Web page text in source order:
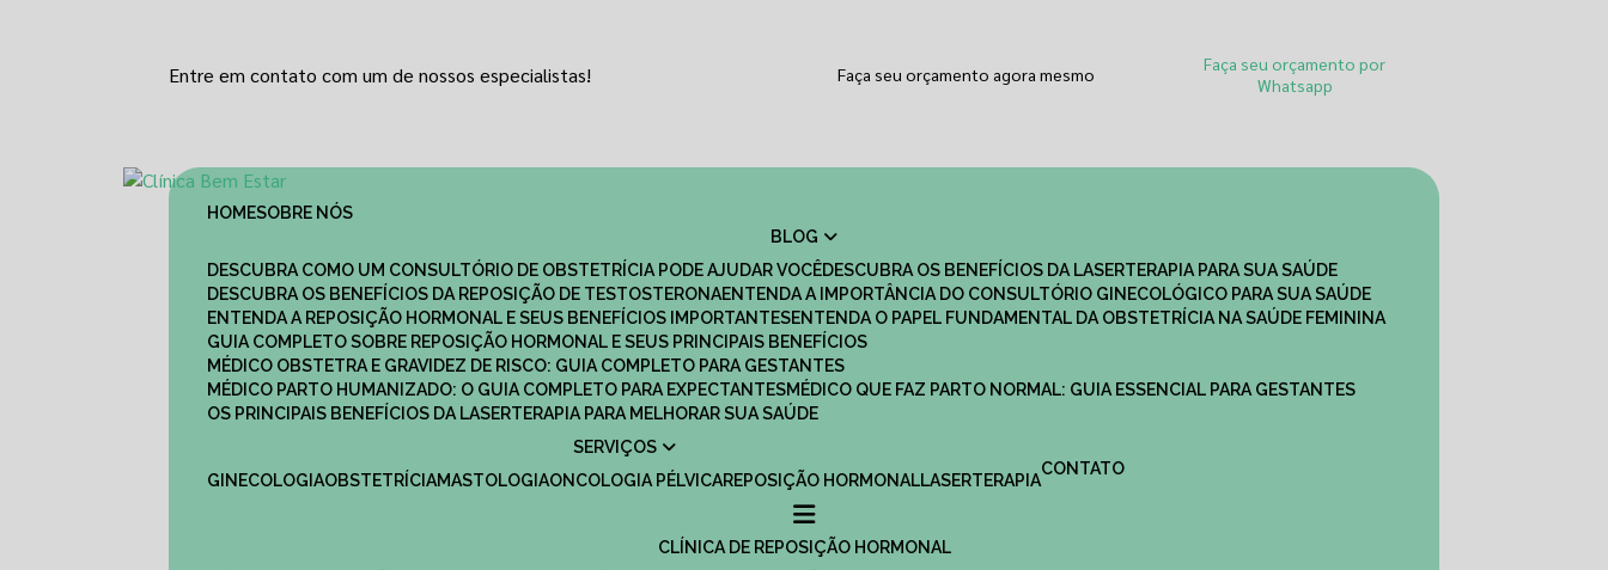
Entre em contato com um de nossos especialistas! Faça seu orçamento agora mesmo
Faça seu orçamento por
Whatsapp
HOME
SOBRE NÓS
BLOG
DESCUBRA COMO UM CONSULTÓRIO DE OBSTETRÍCIA PODE AJUDAR VOCÊ
DESCUBRA OS BENEFÍCIOS DA LASERTERAPIA PARA SUA SAÚDE
DESCUBRA OS BENEFÍCIOS DA REPOSIÇÃO DE TESTOSTERONA
ENTENDA A IMPORTÂNCIA DO CONSULTÓRIO GINECOLÓGICO PARA SUA SAÚDE
ENTENDA A REPOSIÇÃO HORMONAL E SEUS BENEFÍCIOS IMPORTANTES
ENTENDA O PAPEL FUNDAMENTAL DA OBSTETRÍCIA NA SAÚDE FEMININA
GUIA COMPLETO SOBRE REPOSIÇÃO HORMONAL E SEUS PRINCIPAIS BENEFÍCIOS
MÉDICO OBSTETRA E GRAVIDEZ DE RISCO: GUIA COMPLETO PARA GESTANTES
MÉDICO PARTO HUMANIZADO: O GUIA COMPLETO PARA EXPECTANTES
MÉDICO QUE FAZ PARTO NORMAL: GUIA ESSENCIAL PARA GESTANTES
OS PRINCIPAIS BENEFÍCIOS DA LASERTERAPIA PARA MELHORAR SUA SAÚDE
SERVIÇOS
GINECOLOGIA
OBSTETRÍCIA MASTOLOGIA ONCOLOGIA PÉLVICA REPOSIÇÃO HORMONAL LASERTERAPIA
CONTATO
CLÍNICA DE REPOSIÇÃO HORMONAL